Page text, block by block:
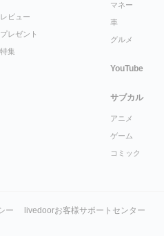
レビュー
プレゼント
特集
マネー
車
グルメ
YouTube
サブカル
アニメ
ゲーム
コミック
ー livedoorお客様サポートセンター